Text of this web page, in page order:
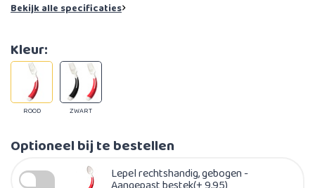
Bekijk alle specificaties
ZWART
Kleur:
ROOD
Optioneel bij te bestellen
Lepel rechtshandig, gebogen -